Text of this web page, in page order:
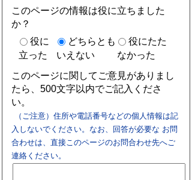
このページの情報は役に立ちました
か？
役に
立った
どちらとも
いえない
役にたた
なかった
このページに関してご意見がありまし
たら、500文字以内でご記入くださ
い。
（ご注意）住所や電話番号などの個人情報は記
入しないでください。なお、回答が必要な お問
合わせは、直接このページのお問合わせ先へご
連絡ください。